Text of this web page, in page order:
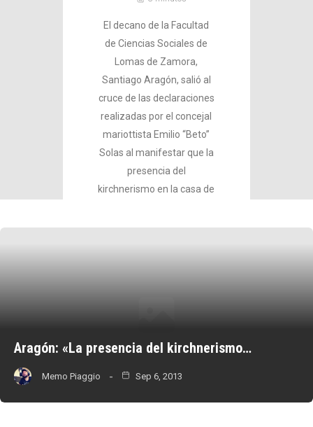
El decano de la Facultad
de Ciencias Sociales de
Lomas de Zamora,
Santiago Aragón, salió al
cruce de las declaraciones
realizadas por el concejal
mariottista Emilio “Beto”
Solas al manifestar que la
presencia del
kirchnerismo en la casa de
Aragón: «La presencia del kirchnerismo…
Memo Piaggio Sep 6, 2013